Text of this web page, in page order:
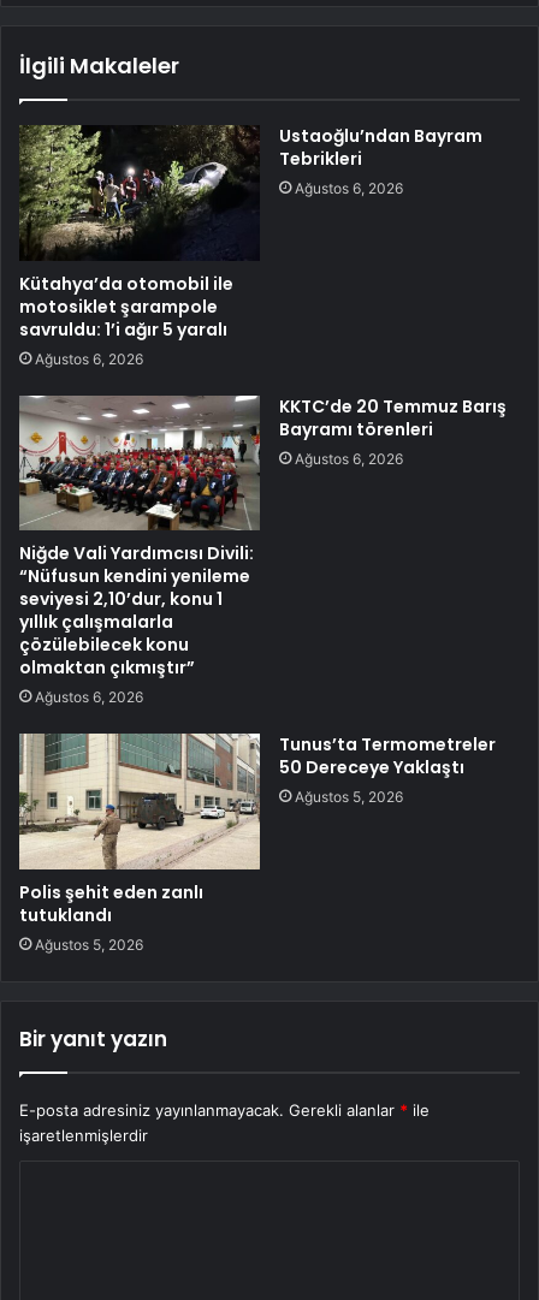
İlgili Makaleler
Kütahya’da otomobil ile
motosiklet şarampole
savruldu: 1’i ağır 5 yaralı
Ağustos 6, 2026
Ustaoğlu’ndan Bayram
Tebrikleri
Ağustos 6, 2026
Niğde Vali Yardımcısı Divili:
“Nüfusun kendini yenileme
seviyesi 2,10’dur, konu 1
yıllık çalışmalarla
çözülebilecek konu
olmaktan çıkmıştır”
Ağustos 6, 2026
KKTC’de 20 Temmuz Barış
Bayramı törenleri
Ağustos 6, 2026
Polis şehit eden zanlı
tutuklandı
Ağustos 5, 2026
Tunus’ta Termometreler
50 Dereceye Yaklaştı
Ağustos 5, 2026
Bir yanıt yazın
E-posta adresiniz yayınlanmayacak. Gerekli alanlar * ile
işaretlenmişlerdir